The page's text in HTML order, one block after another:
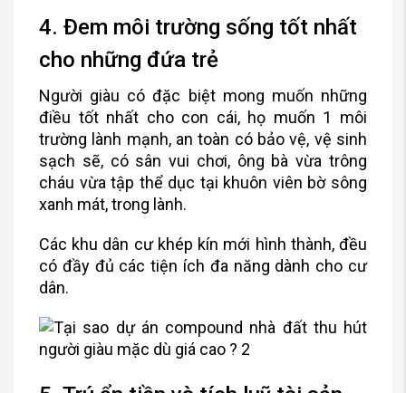
4. Đem môi trường sống tốt nhất
cho những đứa trẻ
Người giàu có đặc biệt mong muốn những
điều tốt nhất cho con cái, họ muốn 1 môi
trường lành mạnh, an toàn có bảo vệ, vệ sinh
sạch sẽ, có sân vui chơi, ông bà vừa trông
cháu vừa tập thể dục tại khuôn viên bờ sông
xanh mát, trong lành.
Các khu dân cư khép kín mới hình thành, đều
có đầy đủ các tiện ích đa năng dành cho cư
dân.